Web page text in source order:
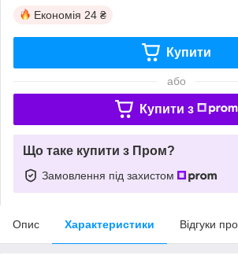
Економія 24 ₴
Купити
або
Купити з
Що таке купити з Пром?
Замовлення під захистом
Опис Характеристики Відгуки